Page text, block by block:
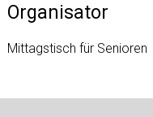
Organisator
Mittagstisch für Senioren